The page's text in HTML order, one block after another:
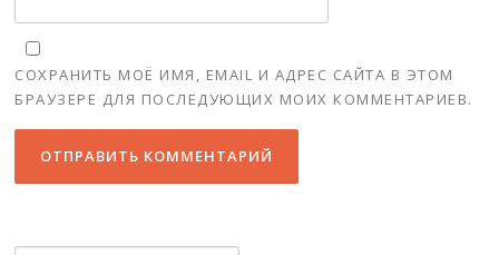
СОХРАНИТЬ МОЁ ИМЯ, EMAIL И АДРЕС САЙТА В ЭТОМ
БРАУЗЕРЕ ДЛЯ ПОСЛЕДУЮЩИХ МОИХ КОММЕНТАРИЕВ.